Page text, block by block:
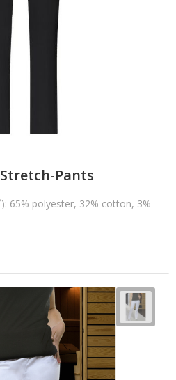
Pants
65% polyester, 32% cotton, 3%